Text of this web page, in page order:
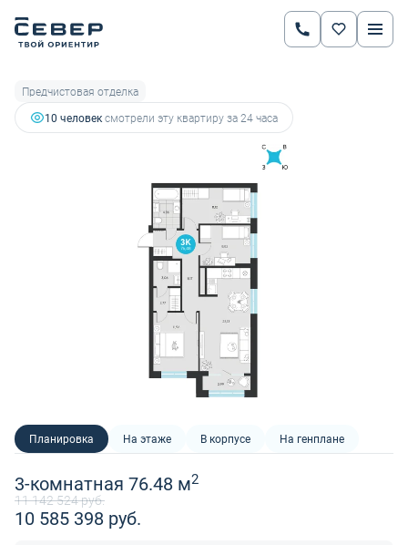
3-комнатная
11 142 524 руб.
10 585 398 руб.
Ипотекаот 37 053 руб.
Предчистовая отделка
10 человексмотрели эту квартиру за 24 часа
Планировка На этаже В корпусе На генплане
3-комнатная 76.48 м2
11 142 524 руб.
10 585 398 руб.